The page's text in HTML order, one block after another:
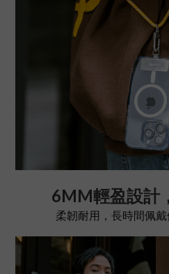
6MM輕盈設計
柔韌耐用，長時間佩戴